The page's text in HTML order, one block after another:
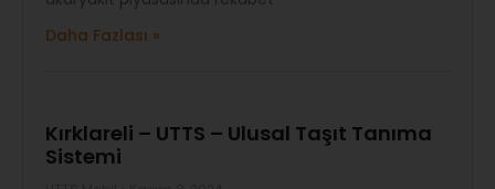
Daha Fazlası »
Kırklareli – UTTS – Ulusal Taşıt Tanıma
Sistemi